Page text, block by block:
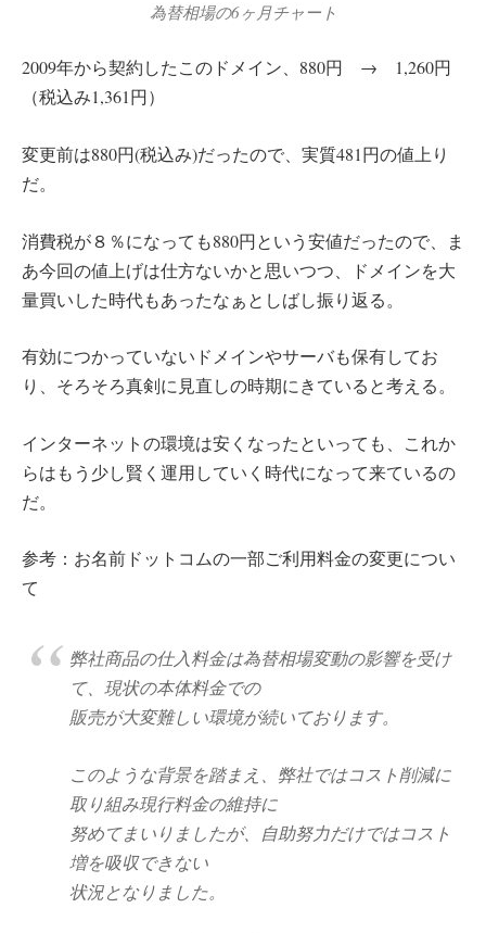
為替相場の6ヶ月チャート
2009年から契約したこのドメイン、880円 → 1,260円
（税込み1,361円）
変更前は880円(税込み)だったので、実質481円の値上り
だ。
消費税が８％になっても880円という安値だったので、ま
あ今回の値上げは仕方ないかと思いつつ、ドメインを大
量買いした時代もあったなぁとしばし振り返る。
有効につかっていないドメインやサーバも保有してお
り、そろそろ真剣に見直しの時期にきていると考える。
インターネットの環境は安くなったといっても、これか
らはもう少し賢く運用していく時代になって来ているの
だ。
参考：お名前ドットコムの一部ご利用料金の変更につい
て
弊社商品の仕入料金は為替相場変動の影響を受け
て、現状の本体料金での
販売が大変難しい環境が続いております。
このような背景を踏まえ、弊社ではコスト削減に
取り組み現行料金の維持に
努めてまいりましたが、自助努力だけではコスト
増を吸収できない
状況となりました。